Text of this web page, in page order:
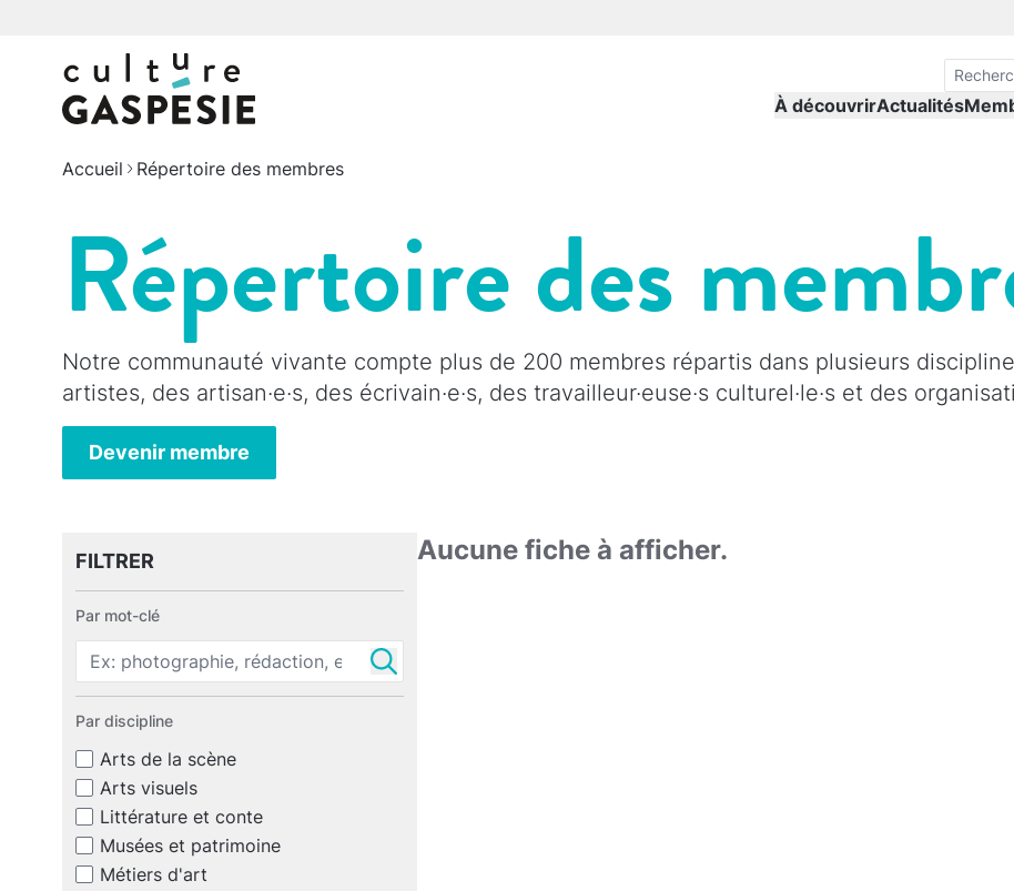
À découvrirActualités
Accueil Répertoire des membres
Répertoire des
Notre communauté vivante compte plus de 200 membres répartis dans plusieurs
artistes, des artisan·e·s, des écrivain·e·s, des travailleur·euse·s culturel·le·s et des
Devenir membre
FILTRER
Par mot-clé
Par discipline
Arts de la scène
Arts visuels
Littérature et conte
Musées et patrimoine
Métiers d'art
Aucune fiche à afficher.